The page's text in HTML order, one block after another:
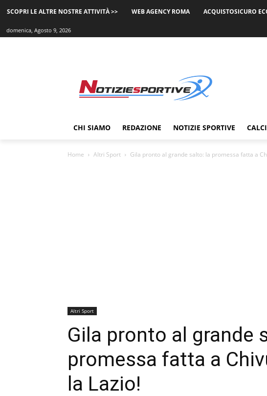
SCOPRI LE ALTRE NOSTRE ATTIVITÀ >> WEB AGENCY ROMA ACQUISTOSICURO
domenica, Agosto 9, 2026
CHI SIAMO REDAZIONE NOTIZIE SPORTIVE
Home Altri Sport Gila pronto al grande salto: la promessa fatta a
Altri Sport
Gila pronto al grande
promessa fatta a
la Lazio!